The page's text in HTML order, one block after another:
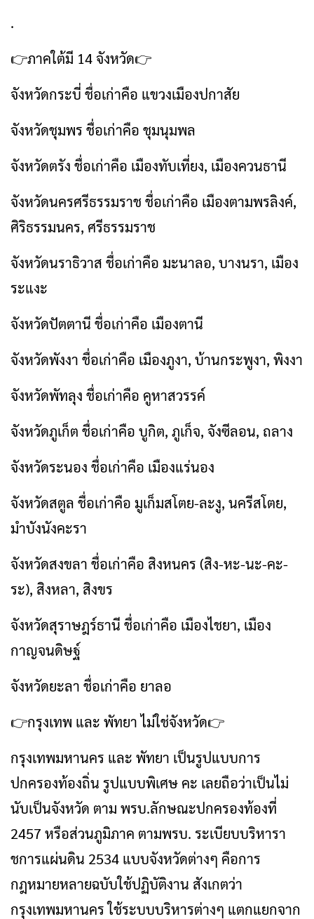
.
👉ภาคใต้มี 14 จังหวัด👉
จังหวัดกระบี่ ชื่อเก่าคือ แขวงเมืองปกาสัย
จังหวัดชุมพร ชื่อเก่าคือ ชุมนุมพล
จังหวัดตรัง ชื่อเก่าคือ เมืองทับเที่ยง, เมืองควนธานี
จังหวัดนครศรีธรรมราช ชื่อเก่าคือ เมืองตามพรลิงค์,
ศิริธรรมนคร, ศรีธรรมราช
จังหวัดนราธิวาส ชื่อเก่าคือ มะนาลอ, บางนรา, เมือง
ระแงะ
จังหวัดปัตตานี ชื่อเก่าคือ เมืองตานี
จังหวัดพังงา ชื่อเก่าคือ เมืองภูงา, บ้านกระพูงา, พิงงา
จังหวัดพัทลุง ชื่อเก่าคือ คูหาสวรรค์
จังหวัดภูเก็ต ชื่อเก่าคือ บูกิต, ภูเก็จ, จังซีลอน, ถลาง
จังหวัดระนอง ชื่อเก่าคือ เมืองแร่นอง
จังหวัดสตูล ชื่อเก่าคือ มูเก็มสโตย-ละงู, นครีสโตย,
มำบังนังคะรา
จังหวัดสงขลา ชื่อเก่าคือ สิงหนคร (สิง-หะ-นะ-คะ-
ระ), สิงหลา, สิงขร
จังหวัดสุราษฎร์ธานี ชื่อเก่าคือ เมืองไชยา, เมือง
กาญจนดิษฐ์
จังหวัดยะลา ชื่อเก่าคือ ยาลอ
👉กรุงเทพ และ พัทยา ไม่ใช่จังหวัด👉
กรุงเทพมหานคร และ พัทยา เป็นรูปแบบการ
ปกครองท้องถิ่น รูปแบบพิเศษ คะ เลยถือว่าเป็นไม่
นับเป็นจังหวัด ตาม พรบ.ลักษณะปกครองท้องที่
2457 หรือส่วนภูมิภาค ตามพรบ. ระเบียบบริหารา
ชการแผ่นดิน 2534 แบบจังหวัดต่างๆ คือการ
กฎหมายหลายฉบับใช้ปฏิบัติงาน สังเกตว่า
กรุงเทพมหานคร ใช้ระบบบริหารต่างๆ แตกแยกจาก